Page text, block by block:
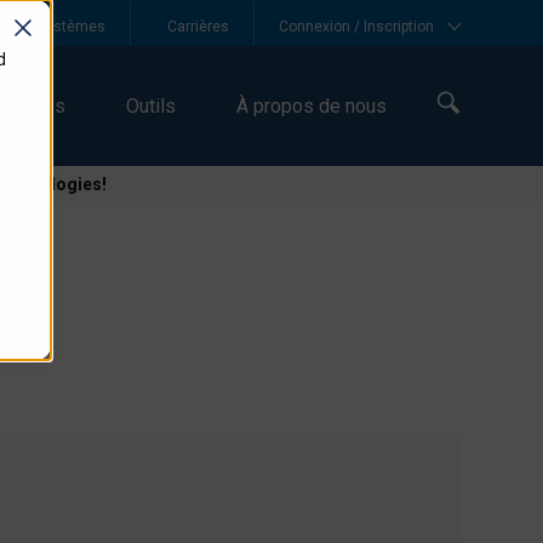
de systèmes Carrières Connexion / Inscription
Outils À propos de nous